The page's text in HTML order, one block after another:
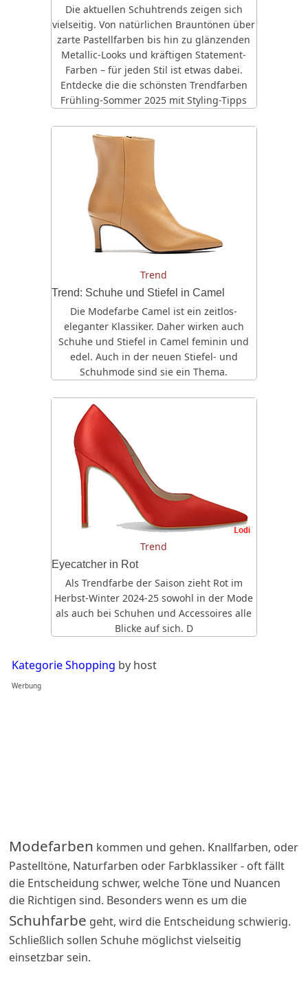
Die aktuellen Schuhtrends zeigen sich
vielseitig. Von natürlichen Brauntönen über
zarte Pastellfarben bis hin zu glänzenden
Metallic-Looks und kräftigen Statement-
Farben – für jeden Stil ist etwas dabei.
Entdecke die die schönsten Trendfarben
Frühling-Sommer 2025 mit Styling-Tipps
Trend
Trend: Schuhe und Stiefel in Camel
Die Modefarbe Camel ist ein zeitlos-
eleganter Klassiker. Daher wirken auch
Schuhe und Stiefel in Camel feminin und
edel. Auch in der neuen Stiefel- und
Schuhmode sind sie ein Thema.
Trend
Eyecatcher in Rot
Als Trendfarbe der Saison zieht Rot im
Herbst-Winter 2024-25 sowohl in der Mode
als auch bei Schuhen und Accessoires alle
Blicke auf sich. D
Kategorie Shopping by host
Werbung
Modefarben kommen und gehen. Knallfarben, oder
Pastelltöne, Naturfarben oder Farbklassiker - oft fällt
die Entscheidung schwer, welche Töne und Nuancen
die Richtigen sind. Besonders wenn es um die
Schuhfarbe geht, wird die Entscheidung schwierig.
Schließlich sollen Schuhe möglichst vielseitig
einsetzbar sein.